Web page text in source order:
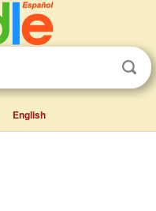
English